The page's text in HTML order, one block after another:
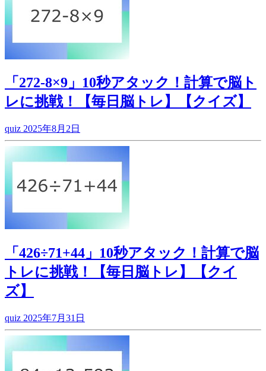
「272-8×9」10秒アタック！計算で脳ト
レに挑戦！【毎日脳トレ】【クイズ】
quiz 2025年8月2日
「426÷71+44」10秒アタック！計算で脳
トレに挑戦！【毎日脳トレ】【クイ
ズ】
quiz 2025年7月31日